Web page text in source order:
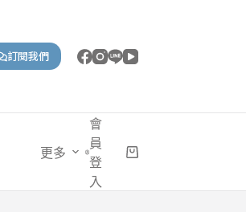
訂閱我們
更多
會
員
登
入
購